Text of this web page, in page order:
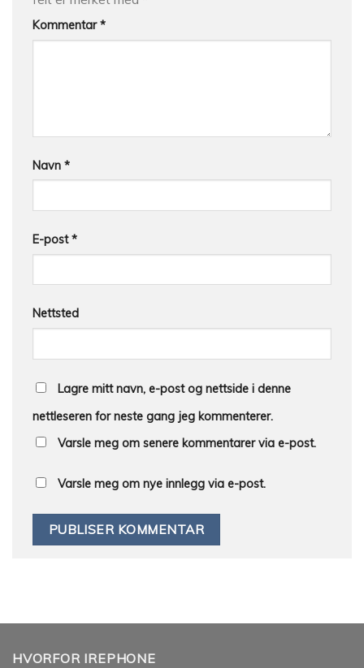
Kommentar*
Navn *
E-post*
Nettsted
Lagre mitt navn, e-post og nettside i denne
nettleseren for neste gang jeg kommenterer.
Varsle meg om senere kommentarer via e-post.
Varsle meg om nye innlegg via e-post.
HVORFOR IREPHONE